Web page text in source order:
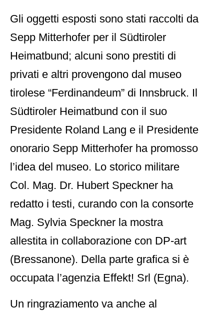
Gli oggetti esposti sono stati raccolti da
Sepp Mitterhofer per il Südtiroler
Heimatbund; alcuni sono prestiti di
privati e altri provengono dal museo
tirolese “Ferdinandeum” di Innsbruck. Il
Südtiroler Heimatbund con il suo
Presidente Roland Lang e il Presidente
onorario Sepp Mitterhofer ha promosso
l’idea del museo. Lo storico militare
Col. Mag. Dr. Hubert Speckner ha
redatto i testi, curando con la consorte
Mag. Sylvia Speckner la mostra
allestita in collaborazione con DP-art
(Bressanone). Della parte grafica si è
occupata l’agenzia Effekt! Srl (Egna).
Un ringraziamento va anche al